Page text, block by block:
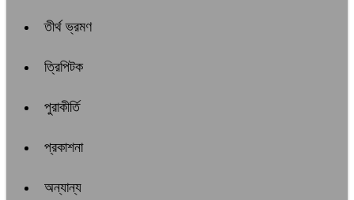
তীর্থ ভ্রমণ
ত্রিপিটক
পুরাকীর্তি
প্রকাশনা
অন্যান্য